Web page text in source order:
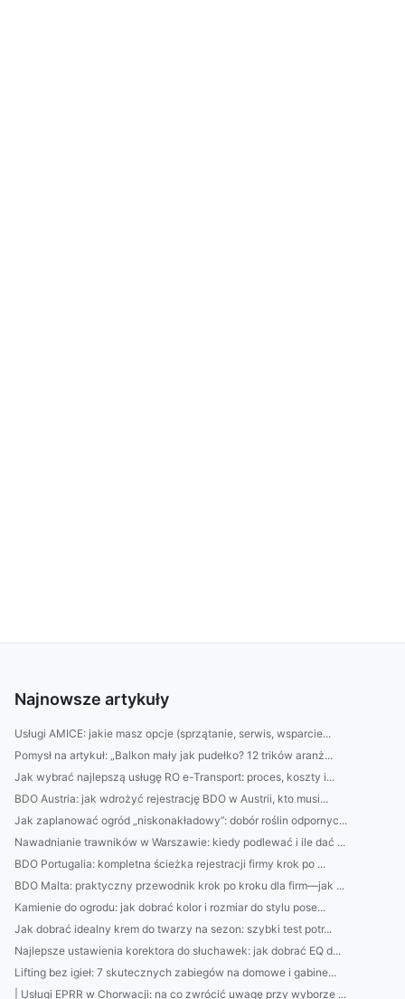
Najnowsze artykuły
Usługi AMICE: jakie masz opcje (sprzątanie, serwis, wsparcie...
Pomysł na artykuł: „Balkon mały jak pudełko? 12 trików aranż...
Jak wybrać najlepszą usługę RO e-Transport: proces, koszty i...
BDO Austria: jak wdrożyć rejestrację BDO w Austrii, kto musi...
Jak zaplanować ogród „niskonakładowy”: dobór roślin odpornyc...
Nawadnianie trawników w Warszawie: kiedy podlewać i ile dać ...
BDO Portugalia: kompletna ścieżka rejestracji firmy krok po ...
BDO Malta: praktyczny przewodnik krok po kroku dla firm—jak ...
Kamienie do ogrodu: jak dobrać kolor i rozmiar do stylu pose...
Jak dobrać idealny krem do twarzy na sezon: szybki test potr...
Najlepsze ustawienia korektora do słuchawek: jak dobrać EQ d...
Lifting bez igieł: 7 skutecznych zabiegów na domowe i gabine...
| Usługi EPRR w Chorwacji: na co zwrócić uwagę przy wyborze ...